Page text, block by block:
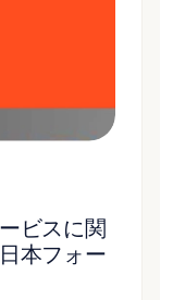
ビスに関
本フォー